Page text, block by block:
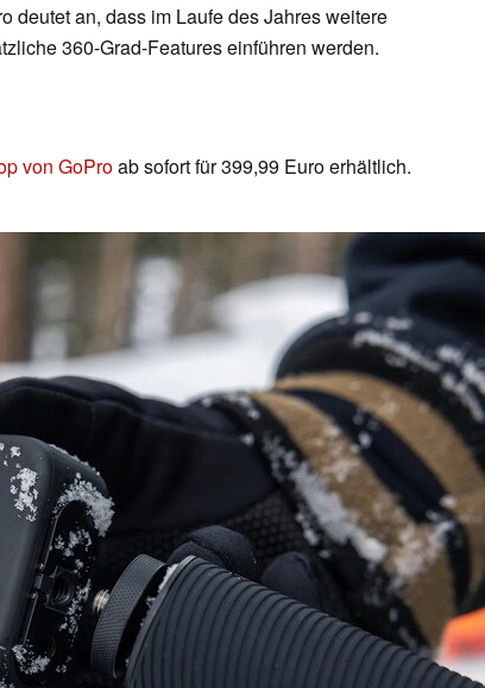
deutet an, dass im Laufe des Jahres weitere
360-Grad-Features einführen werden.
von GoProab sofort für 399,99 Euro erhältlich.